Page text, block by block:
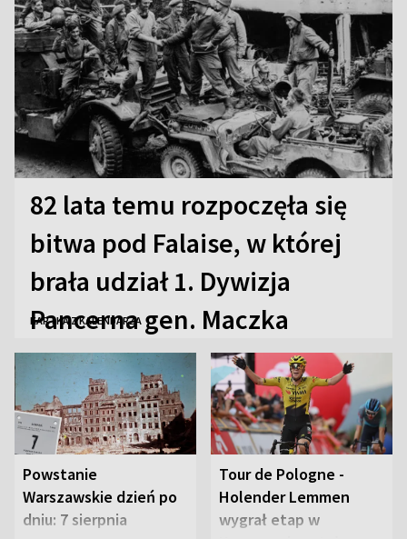
82 lata temu rozpoczęła się
bitwa pod Falaise, w której
brała udział 1. Dywizja
Pancerna gen. Maczka
KARTKA Z KALENDARZA
Powstanie
Warszawskie dzień po
dniu: 7 sierpnia
Tour de Pologne -
Holender Lemmen
wygrał etap w